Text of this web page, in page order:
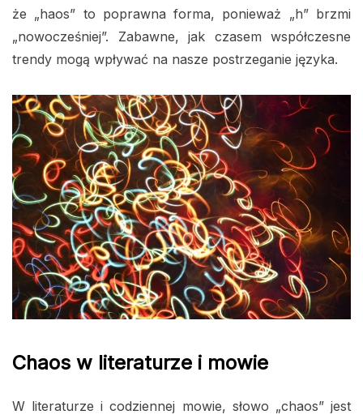
że „haos” to poprawna forma, ponieważ „h” brzmi
„nowocześniej”. Zabawne, jak czasem współczesne
trendy mogą wpływać na nasze postrzeganie języka.
Chaos w literaturze i mowie
W literaturze i codziennej mowie, słowo „chaos” jest